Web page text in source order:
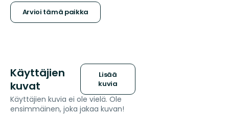
Arvioi tämä paikka
Käyttäjien
kuvat
Lisää
kuvia
Käyttäjien kuvia ei ole vielä. Ole
ensimmäinen, joka jakaa kuvan!